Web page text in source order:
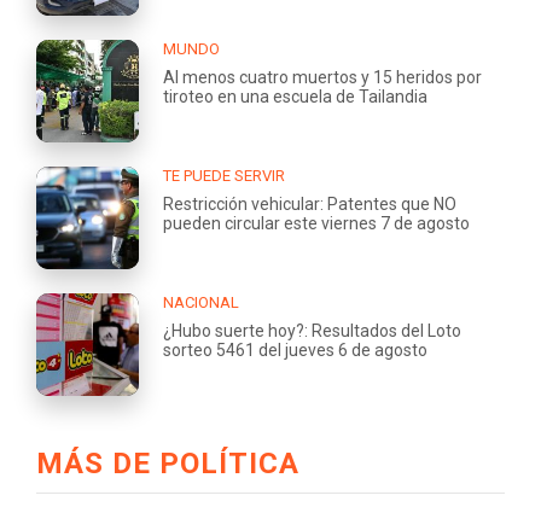
MUNDO
Al menos cuatro muertos y 15 heridos por
tiroteo en una escuela de Tailandia
TE PUEDE SERVIR
Restricción vehicular: Patentes que NO
pueden circular este viernes 7 de agosto
NACIONAL
¿Hubo suerte hoy?: Resultados del Loto
sorteo 5461 del jueves 6 de agosto
MÁS DE POLÍTICA